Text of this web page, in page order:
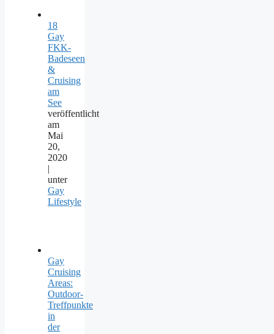
18
Gay
FKK-
Badeseen
&
Cruising
am
See
veröffentlicht
am
Mai
20,
2020
|
unter
Gay
Lifestyle
Gay
Cruising
Areas:
Outdoor-
Treffpunkte
in
der